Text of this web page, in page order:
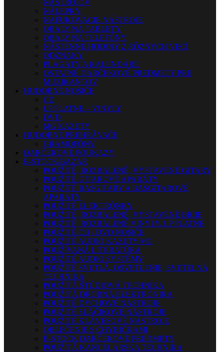
NÁSTROJOV
NÁLEPKY
NAFUKOVACIE NÁSTROJE
OBALY NA TABLETY
OBALY NA TELEFÓNY
NÁSTENNÉ HODINY Z RÔZNYCH VECÍ
ODZNAKY
PLAGÁTY A KALENDÁRE
OSTATNÉ DARČEKOVÉ PREDMETY PRE
MUZIKANTOV
HUDOBNÉ NOSIČE
CD
LP PLATNE – VINYLY
DVD
MG KAZETY
HUDOBNÉ PREHRÁVAČE
GRAMOFÓNY
DARČEKOVÉ POUKAZY
B-STOCK/BAZÁR
POUŽITÉ, ROZBALENÉ, VYSTAVENÉ GITARY
POUŽITÉ GITAROVÉ APARÁTY
POUŽITÉ BASGITARY A BASGITAROVÉ
APARÁTY
POUŽITÉ ELEKTRÓNKY
POUŽITÉ, ROZBALENÉ, VYSTAVENÉ BICIE
POUŽITÉ, ROZBALENÉ VINYLY, LP PLATNE
POUŽITÉ CD / DVD NOSIČE
POUŽITÉ AUDIO KAZETY MG
POUŽÍVANÁ LITERATÚRA
POUŽITÉ AUDIO SYSTÉMY
POUŽITÉ SVETLÁ, OSVETLENIE, SVETELNÁ
TECHNIKA
POUŽITÁ ŠTÚDIOVÁ TECHNIKA
POUŽITÁ DROBNÁ ELEKTRONIKA
POUŽITÉ DYCHOVÉ NÁSTROJE
POUŽITÉ SLÁČIKOVÉ NÁSTROJE
POUŽITÉ KLÁVESOVÉ NÁSTROJE
OBLEČENIE S CHYBIČKAMI
B-STOCK DARČEKOVÉ PREDMETY
POUŽITÁ KANCELÁRSKA TECHNIKA